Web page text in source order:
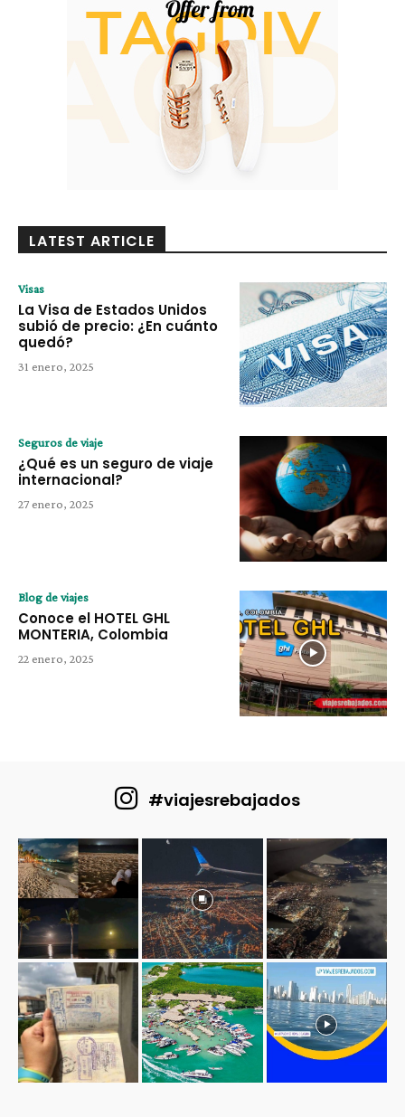
LATEST ARTICLE
Visas
La Visa de Estados Unidos
subió de precio: ¿En cuánto
quedó?
31 enero, 2025
Seguros de viaje
¿Qué es un seguro de viaje
internacional?
27 enero, 2025
Blog de viajes
Conoce el HOTEL GHL
MONTERIA, Colombia
22 enero, 2025
#viajesrebajados